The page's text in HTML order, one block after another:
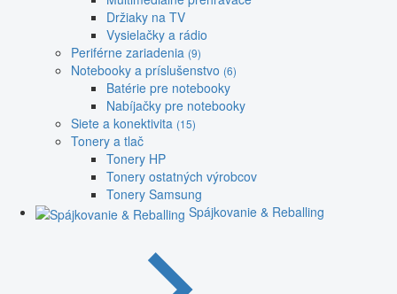
Držiaky na TV
Vysielačky a rádio
Periférne zariadenia (9)
Notebooky a príslušenstvo (6)
Batérie pre notebooky
Nabíjačky pre notebooky
Siete a konektivita (15)
Tonery a tlač
Tonery HP
Tonery ostatných výrobcov
Tonery Samsung
Spájkovanie & Reballing